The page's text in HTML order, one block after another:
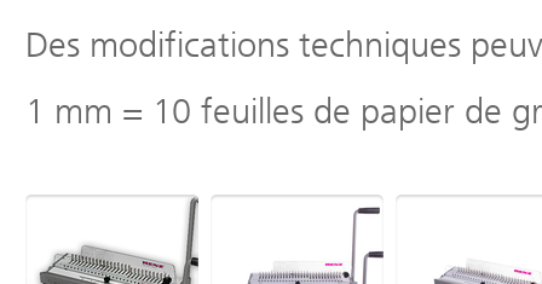
Des modifications techniques
1 mm = 10 feuilles de papier de